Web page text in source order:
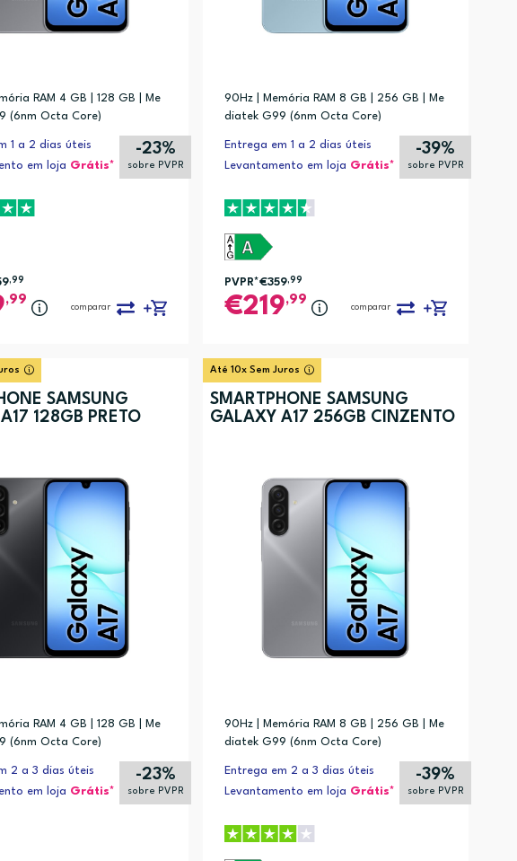
Buds3, Galaxy Buds2, Galaxy Buds, Galaxy Buds FE, Galaxy Fit3, Galaxy Fit2,
Buds+, Galaxy Buds3, Galaxy Buds2, Galaxy Buds, Galaxy Buds FE, Galaxy
RAM 4 GB | 128 GB | Me
(6nm Octa Core)
1 a 2 dias úteis
em loja Grátis*
-23%
sobre PVPR
,99
,99
comparar
90Hz | Memória RAM 8 GB | 256 GB | Me
diatek G99 (6nm Octa Core)
Entrega em 1 a 2 dias úteis
Levantamento em loja Grátis*
-39%
sobre PVPR
PVPR*€359,99
219,99
comparar
SAMSUNG
128GB PRETO
RAM 4 GB | 128 GB | Me
(6nm Octa Core)
2 a 3 dias úteis
em loja Grátis*
-23%
sobre PVPR
Até 10x Sem Juros
SMARTPHONE SAMSUNG
GALAXY A17 256GB CINZENTO
90Hz | Memória RAM 8 GB | 256 GB | Me
diatek G99 (6nm Octa Core)
Entrega em 2 a 3 dias úteis
Levantamento em loja Grátis*
-39%
sobre PVPR